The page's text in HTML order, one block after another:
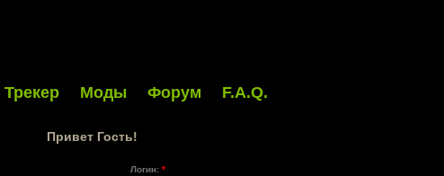
Трекер Моды Форум F.A.Q.
Привет Гость!
Логин: *